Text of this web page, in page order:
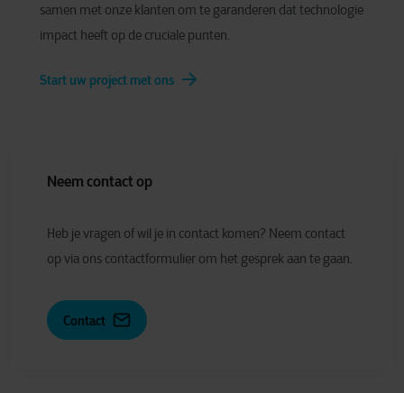
samen met onze klanten om te garanderen dat technologie
impact heeft op de cruciale punten.
Start uw project met ons
Neem contact op
Heb je vragen of wil je in contact komen? Neem contact
op via ons contactformulier om het gesprek aan te gaan.
Contact